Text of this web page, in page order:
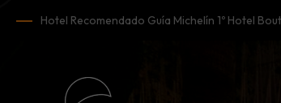
Hotel Recomendado Guía Michelín 1º Hotel